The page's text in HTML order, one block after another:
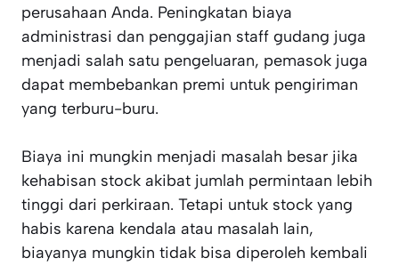
perusahaan Anda. Peningkatan biaya
administrasi dan penggajian staff gudang juga
menjadi salah satu pengeluaran, pemasok juga
dapat membebankan premi untuk pengiriman
yang terburu-buru.
Biaya ini mungkin menjadi masalah besar jika
kehabisan stock akibat jumlah permintaan lebih
tinggi dari perkiraan. Tetapi untuk stock yang
habis karena kendala atau masalah lain,
biayanya mungkin tidak bisa diperoleh kembali